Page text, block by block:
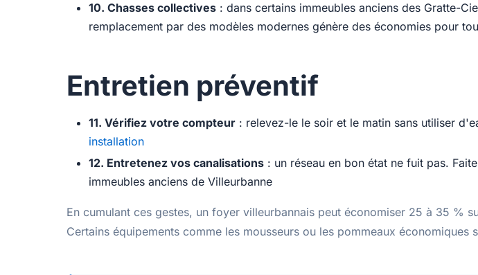
10. Chasses collectives : dans certains immeubles anciens des Gratte-
remplacement par des modèles modernes génère des économies pour
Entretien préventif
11. Vérifiez votre compteur : relevez-le le soir et le matin sans utiliser
installation
12. Entretenez vos canalisations : un réseau en bon état ne fuit pas.
immeubles anciens de Villeurbanne
En cumulant ces gestes, un foyer villeurbannais peut économiser 25 à 35 %
Certains équipements comme les mousseurs ou les pommeaux économiques